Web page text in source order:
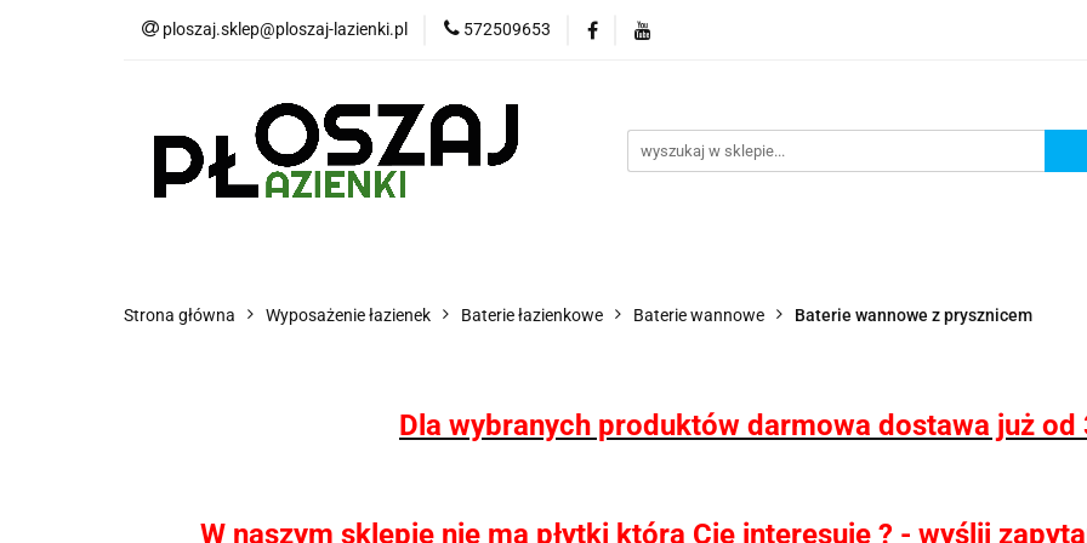
ploszaj.sklep@ploszaj-lazienki.pl 572509653
Płytki Panele wodoodporne MHC
Wyposażenie kuchni Konfigurator kabin Kerria
Strona główna Wyposażenie łazienek Baterie łazienkowe Baterie wannowe Baterie wannowe z prysznicem
Dla wybranych produktów darmowa dostawa już od
W naszym sklepie nie ma płytki która Cię interesuje ? - wyślij